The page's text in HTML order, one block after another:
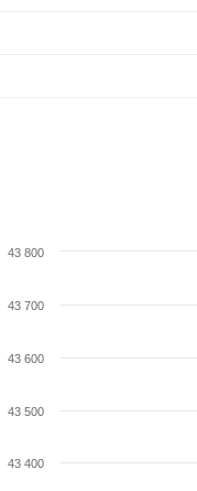
43 400
43 500
43 600
43 700
43 800